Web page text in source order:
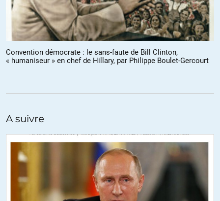
Convention démocrate : le sans-faute de Bill Clinton,
« humaniseur » en chef de Hillary, par Philippe Boulet-Gercourt
A suivre